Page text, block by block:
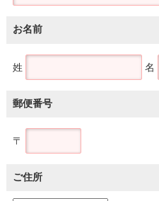
お名前
姓 名
郵便番号
〒
ご住所